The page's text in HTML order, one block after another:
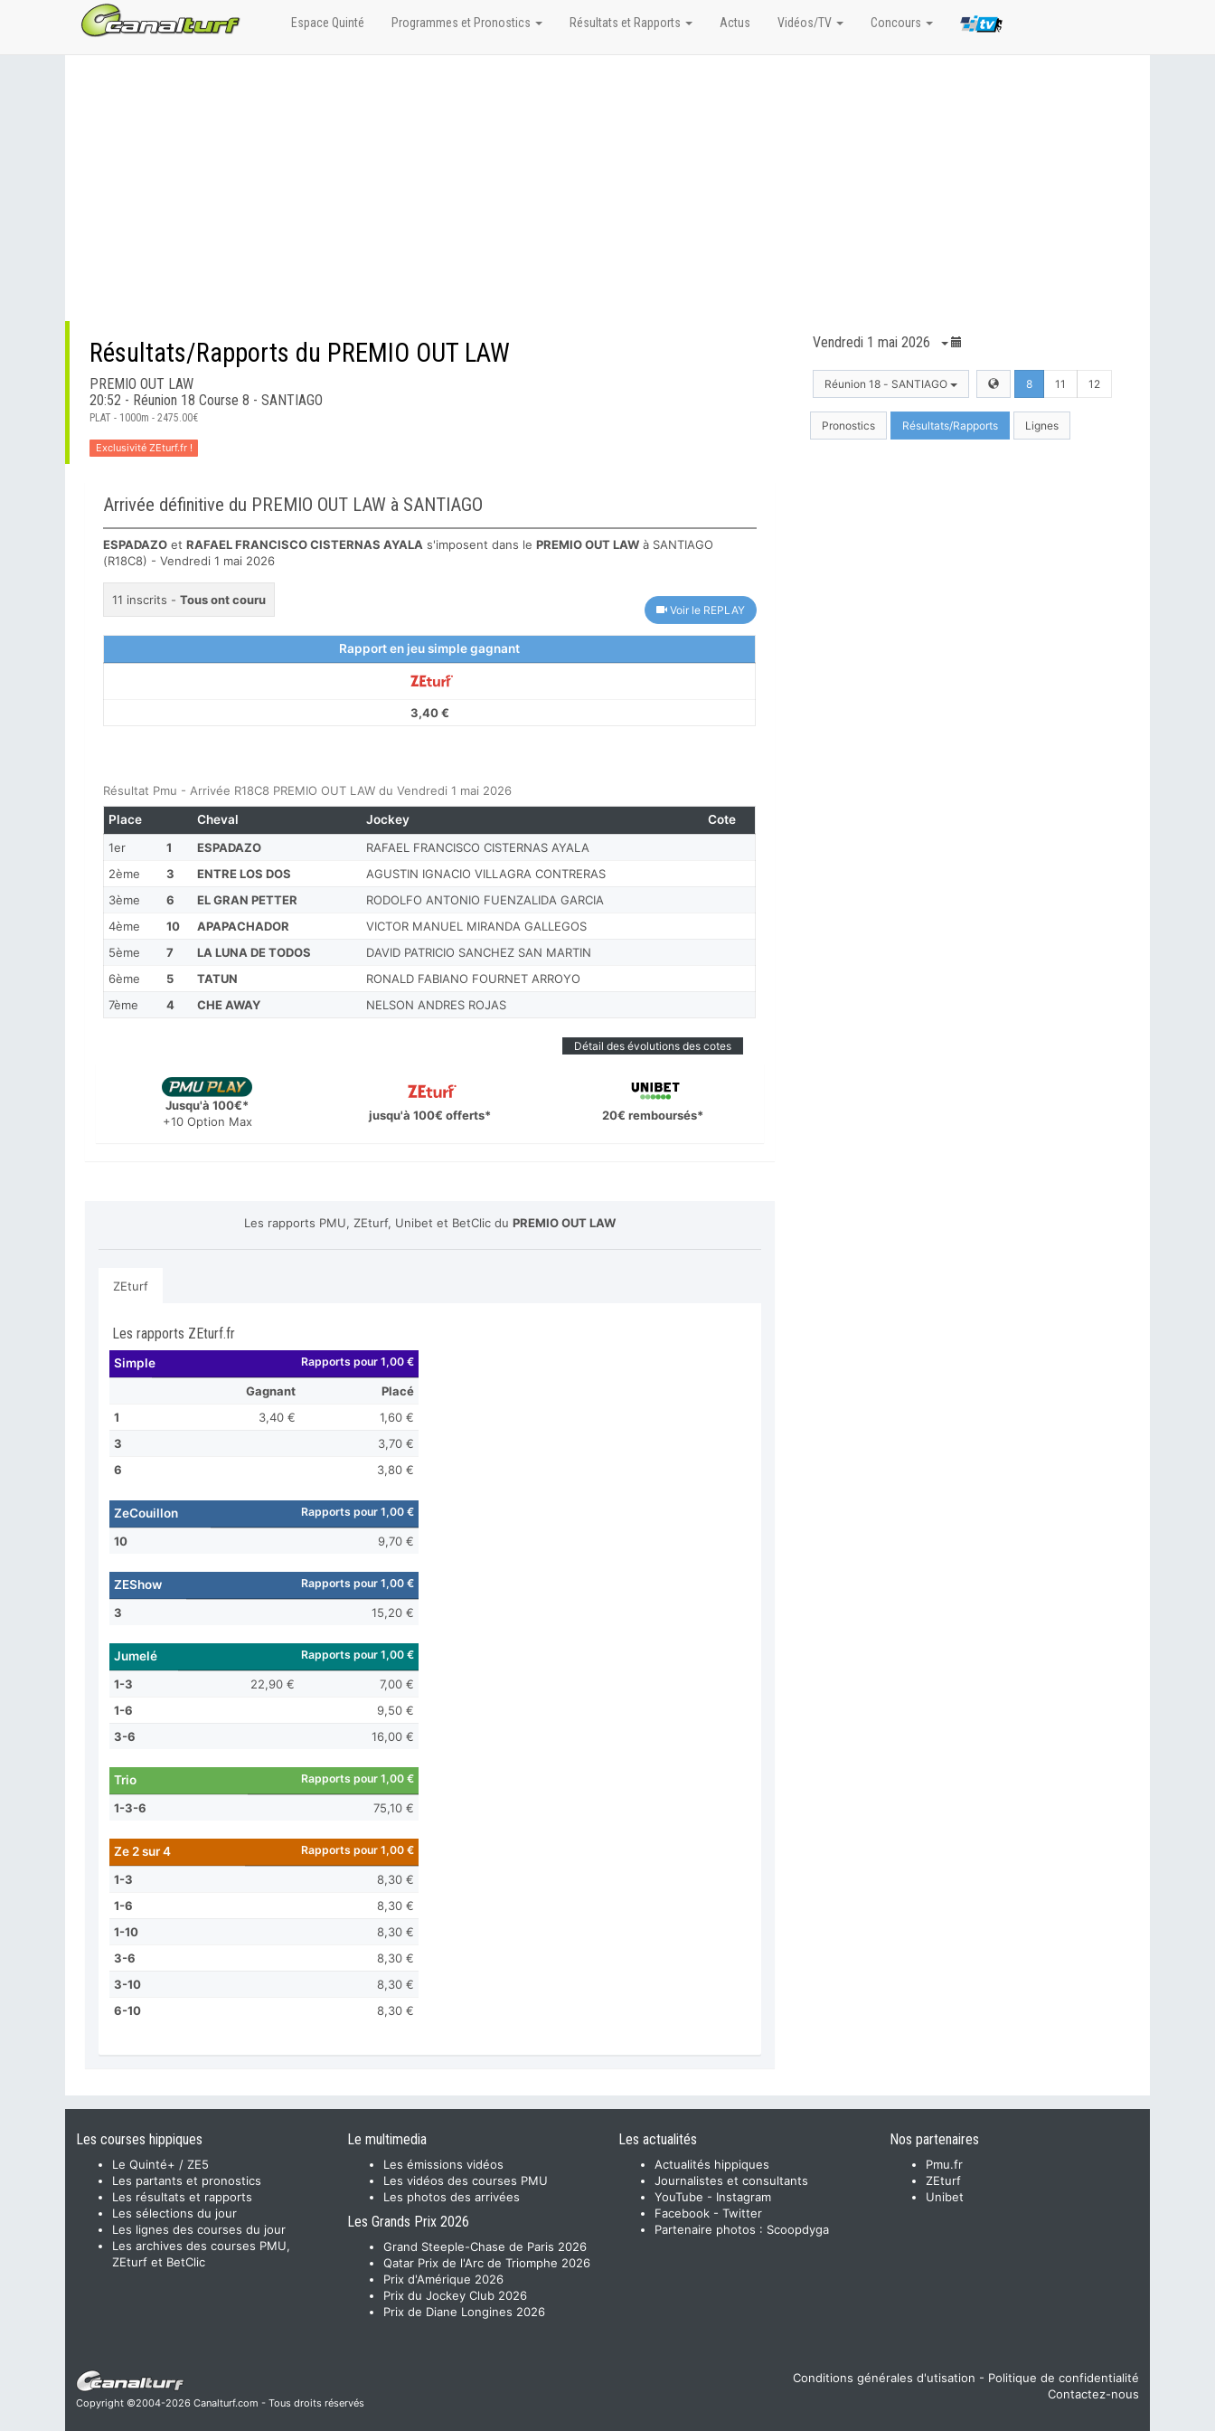
Résultats/Rapports du PREMIO OUT LAW
PREMIO OUT LAW
20:52 - Réunion 18 Course 8 - SANTIAGO
PLAT - 1000m - 2475.00€
Exclusivité ZEturf.fr !
Vendredi 1 mai 2026
Réunion 18 - SANTIAGO 8 11 12
Pronostics Résultats/Rapports Lignes
Arrivée définitive du PREMIO OUT LAW à SANTIAGO
ESPADAZO et RAFAEL FRANCISCO CISTERNAS AYALA s'imposent dans le PREMIO OUT LAW à SANTIAGO
(R18C8) - Vendredi 1 mai 2026
11 inscrits - Tous ont couru
Voir le REPLAY
Rapport en jeu simple gagnant
3,40 €
Résultat Pmu - Arrivée R18C8 PREMIO OUT LAW du Vendredi 1 mai 2026
1er 1 ESPADAZO
RAFAEL FRANCISCO CISTERNAS AYALA
2ème
3 ENTRE LOS DOS
AGUSTIN IGNACIO VILLAGRA CONTRERAS
3ème
6 EL GRAN PETTER
RODOLFO ANTONIO FUENZALIDA GARCIA
4ème
10 APAPACHADOR
VICTOR MANUEL MIRANDA GALLEGOS
5ème
7 LA LUNA DE TODOS
DAVID PATRICIO SANCHEZ SAN MARTIN
6ème
5 TATUN
RONALD FABIANO FOURNET ARROYO
7ème
4 CHE AWAY NELSON ANDRES ROJAS
Place Cheval Jockey Cote
Détail des évolutions des cotes
Jusqu'à 100€*
+10 Option Max
jusqu'à 100€ offerts* 20€ remboursés*
Les rapports PMU, ZEturf, Unibet et BetClic du PREMIO OUT LAW
ZEturf
Les rapports ZEturf.fr
Simple Rapports pour 1,00 €
Gagnant
Placé
1
3,40 €
1,60 €
3
3,70 €
6
3,80 €
ZeCouillon Rapports pour 1,00 €
10 9,70 €
ZEShow Rapports pour 1,00 €
3 15,20 €
Jumelé Rapports pour 1,00 €
1-3 22,90 €
7,00 €
1-6
9,50 €
3-6
16,00 €
Trio Rapports pour 1,00 €
1-3-6 75,10 €
Ze 2 sur 4 Rapports pour 1,00 €
1-3
8,30 €
1-6
8,30 €
1-10
8,30 €
3-6
8,30 €
3-10
8,30 €
6-10
8,30 €
Espace Quinté Programmes et Pronostics Résultats et Rapports Actus Vidéos/TV Concours
Les courses hippiques
Le Quinté+ / ZE5
Les partants et pronostics
Les résultats et rapports
Les sélections du jour
Les lignes des courses du jour
Les archives des courses PMU,
ZEturf et BetClic
Le multimedia
Les émissions vidéos
Les vidéos des courses PMU
Les photos des arrivées
Les Grands Prix 2026
Grand Steeple-Chase de Paris 2026
Qatar Prix de l'Arc de Triomphe 2026
Prix d'Amérique 2026
Prix du Jockey Club 2026
Prix de Diane Longines 2026
Les actualités
Actualités hippiques
Journalistes et consultants
YouTube - Instagram
Facebook - Twitter
Partenaire photos : Scoopdyga
Nos partenaires
Pmu.fr
ZEturf
Unibet
Copyright ©2004-2026 Canalturf.com - Tous droits réservés
Conditions générales d'utisation - Politique de confidentialité
Contactez-nous